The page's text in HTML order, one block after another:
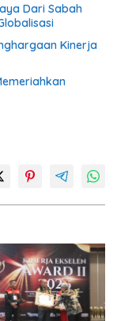
Dari Sabah
Kinerja